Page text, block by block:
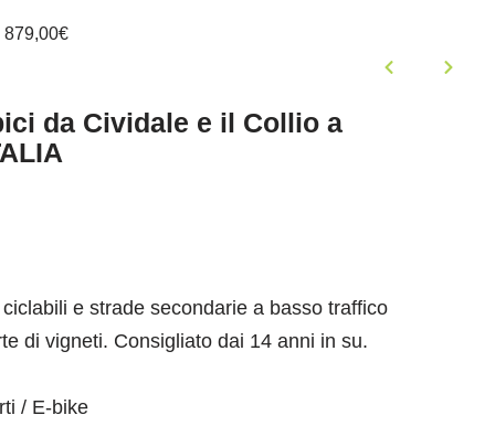
879,00€
da Cividale e il Collio a
e strade secondarie a basso traffico
di vigneti. Consigliato dai 14 anni in su.
/ E-bike